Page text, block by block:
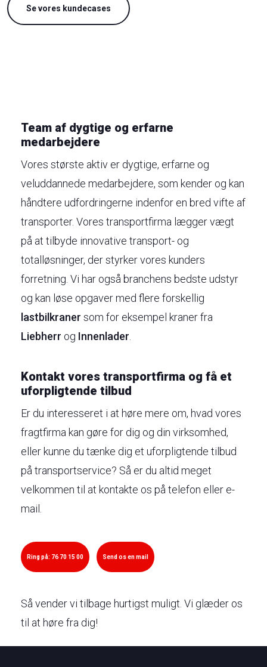
​Se vores kundecases
Team af dygtige og erfarne
medarbejdere
Vores største aktiv er dygtige, erfarne og
veluddannede medarbejdere, som kender og kan
håndtere udfordringerne indenfor en bred vifte af
transporter. Vores transportfirma lægger vægt
på at tilbyde innovative transport- og
totalløsninger, der styrker vores kunders
forretning. Vi har også branchens bedste udstyr
og kan løse opgaver med flere forskellig
lastbilkraner som for eksempel kraner fra
Liebherr og Innenlader
Kontakt vores transportfirma og få et
uforpligtende tilbud
Er du interesseret i at høre mere om, hvad vores
fragtfirma kan gøre for dig og din virksomhed,
eller kunne du tænke dig et uforpligtende tilbud
på transportservice? Så er du altid meget
velkommen til at kontakte os på telefon eller e-
mail.
Ring på: 76 70 15 00 Send os en mail
Så vender vi tilbage hurtigst muligt. Vi glæder os
til at høre fra dig!​